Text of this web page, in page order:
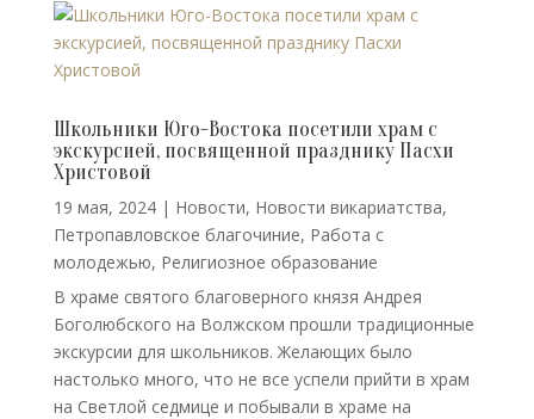
Школьники Юго-Востока посетили храм с
экскурсией, посвященной празднику Пасхи
Христовой
19 мая, 2024| Новости, Новости викариатства,
Петропавловское благочиние, Работа с
молодежью, Религиозное образование
В храме святого благоверного князя Андрея
Боголюбского на Волжском прошли традиционные
экскурсии для школьников. Желающих было
настолько много, что не все успели прийти в храм
на Светлой седмице и побывали в храме на